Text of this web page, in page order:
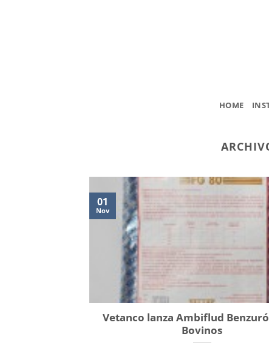
HOME
Vetanco lanza Ambiflud
Bovinos
01
Nov